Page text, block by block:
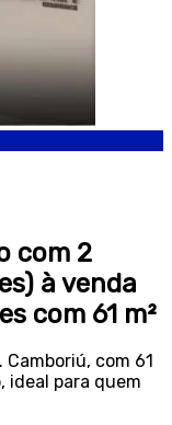
com 2
à venda
com 61 m²
com 61
ideal para quem